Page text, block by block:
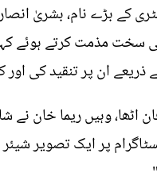
کے بڑے نام، بشریٰ
سخت مذمت کرتے ہوئے
ذریعے ان پر تنقید کی
وہیں ریما خان
پر ایک